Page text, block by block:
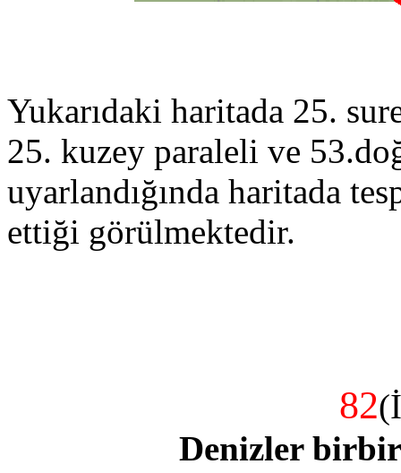
Yukarıdaki haritada 25.
25. kuzey paraleli ve
uyarlandığında haritada
ettiği görülmektedir.
82
Denizler